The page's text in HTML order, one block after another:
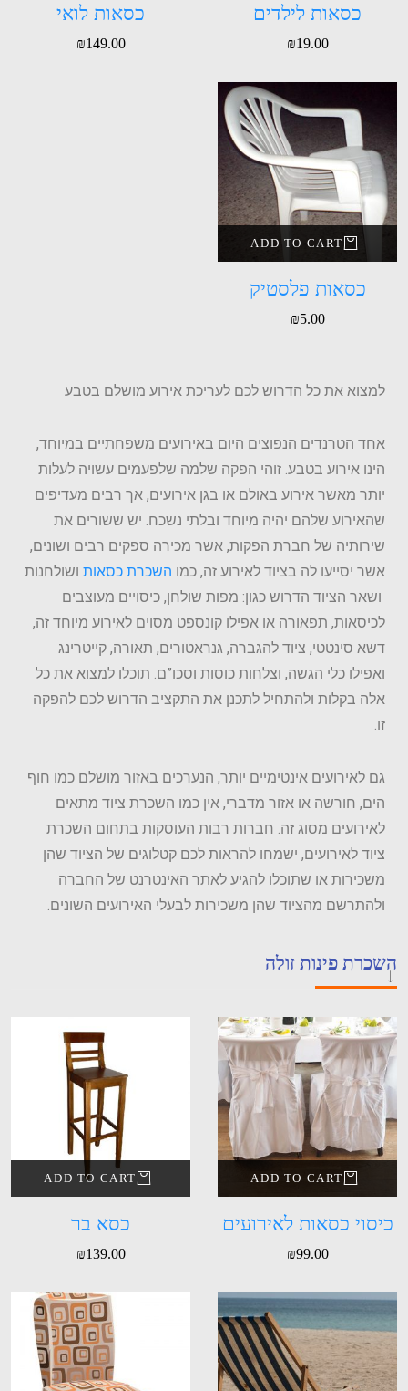
כסאות לילדים
₪19.00
כסאות לואי
₪149.00
ADD TO CART
כסאות פלסטיק
₪5.00
למצוא את כל הדרוש לכם לעריכת אירוע מושלם בטבע
אחד הטרנדים הנפוצים היום באירועים משפחתיים במיוחד,
הינו אירוע בטבע. זוהי הפקה שלמה שלפעמים עשויה לעלות
יותר מאשר אירוע באולם או בגן אירועים, אך רבים מעדיפים
שהאירוע שלהם יהיה מיוחד ובלתי נשכח. יש ששורים את
שירותיה של חברת הפקות, אשר מכירה ספקים רבים ושונים,
אשר יסייעו לה בציוד לאירוע זה, כמו השכרת כסאותושולחנות
ושאר הציוד הדרוש כגון: מפות שולחן, כיסויים מעוצבים
לכיסאות, תפאורה או אפילו קונספט מסוים לאירוע מיוחד זה,
דשא סינטטי, ציוד להגברה, גנראטורים, תאורה, קייטרינג
ואפילו כלי הגשה, וצלחות כוסות וסכו”ם. תוכלו למצוא את כל
אלה בקלות ולהתחיל לתכנן את התקציב הדרוש לכם להפקה
זו.
גם לאירועים אינטימיים יותר, הנערכים באזור מושלם כמו חוף
הים, חורשה או אזור מדברי, אין כמו השכרת ציוד מתאים
לאירועים מסוג זה. חברות רבות העוסקות בתחום השכרת
ציוד לאירועים, ישמחו להראות לכם קטלוגים של הציוד שהן
משכירות או שתוכלו להגיע לאתר האינטרנט של החברה
ולהתרשם מהציוד שהן משכירות לבעלי האירועים השונים.
השכרת פינות זולה
ADD TO CART
כיסוי כסאות לאירועים
₪99.00
ADD TO CART
כסא בר
₪139.00